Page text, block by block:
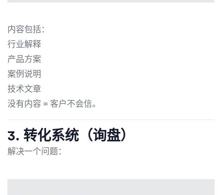
内容包括：
行业解释
产品方案
案例说明
技术文章
没有内容 = 客户不会信。
3. 转化系统（询盘）
解决一个问题：